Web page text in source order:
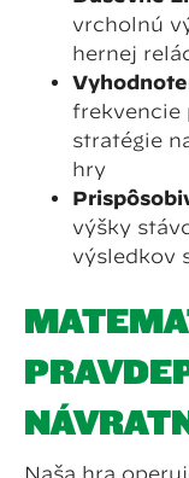
vrcholnú
hernej
frekvencie
stratégie
hry
výšky
výsledkov